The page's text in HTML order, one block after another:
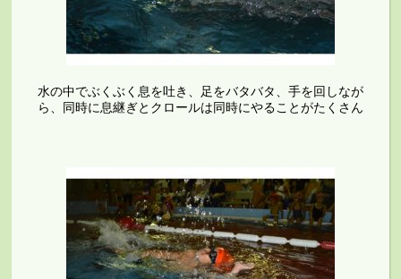
水の中でぶくぶく息を吐き、足をバタバタ、手を回しなが
ら、同時に息継ぎとクロールは同時にやることがたくさん